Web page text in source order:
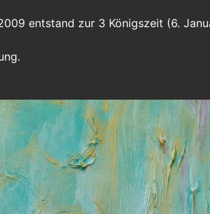
entstand zur 3 Königszeit (6.